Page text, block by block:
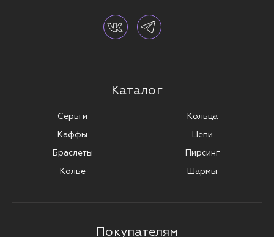
Каталог
Серьги
Каффы
Браслеты
Колье
Кольца
Цепи
Пирсинг
Шармы
Покупателям